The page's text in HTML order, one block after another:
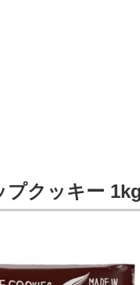
プクッキー 1kg